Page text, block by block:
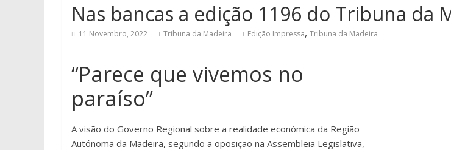
Nas bancas a edição 1196 do Tribuna da
11 Novembro, 2022 Tribuna da Madeira Edição Impressa, Tribuna da Madeira
“Parece que vivemos no
paraíso”
A visão do Governo Regional sobre a realidade económica da Região
Autónoma da Madeira, segundo a oposição na Assembleia Legislativa,